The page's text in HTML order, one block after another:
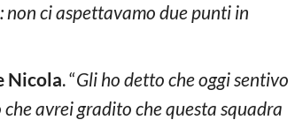
non ci aspettavamo due punti in
Nicola. “Gli ho detto che oggi sentivo
avrei gradito che questa squadra